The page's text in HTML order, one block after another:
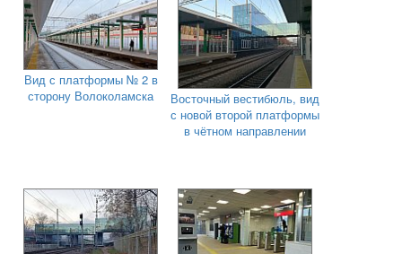
Вид с платформы № 2 в
сторону Волоколамска
Восточный вестибюль, вид
с новой второй платформы
в чётном направлении